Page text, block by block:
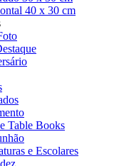
40 x 30 cm
Table Books
e Escolares